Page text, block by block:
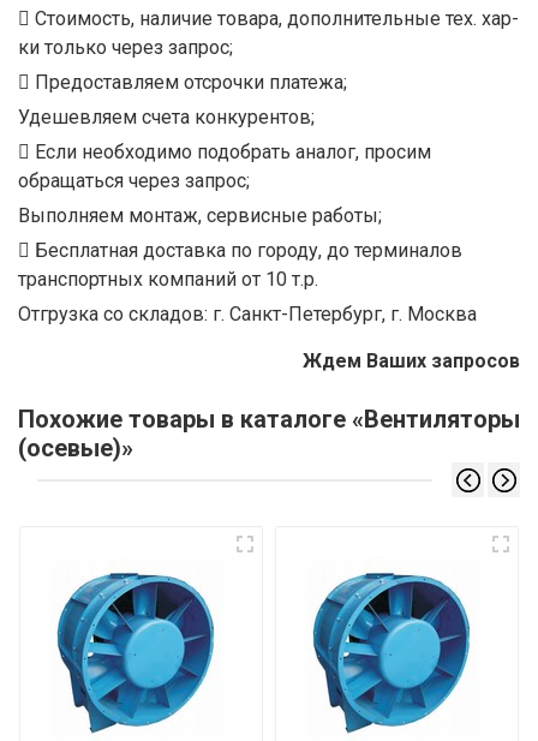
Стоимость, наличие товара, дополнительные тех. хар-
ки только через запрос;
Предоставляем отсрочки платежа;
Удешевляем счета конкурентов;
Если необходимо подобрать аналог, просим
обращаться через запрос;
Выполняем монтаж, сервисные работы;
Бесплатная доставка по городу, до терминалов
транспортных компаний от 10 т.р.
Отгрузка со складов: г. Санкт-Петербург, г. Москва
Ждем Ваших запросов
Похожие товары в каталоге «Вентиляторы
(осевые)»